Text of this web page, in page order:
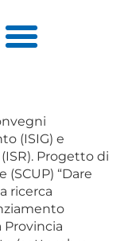
(ISIG) e
Progetto di
(SCUP) “Dare
ricerca
Provincia